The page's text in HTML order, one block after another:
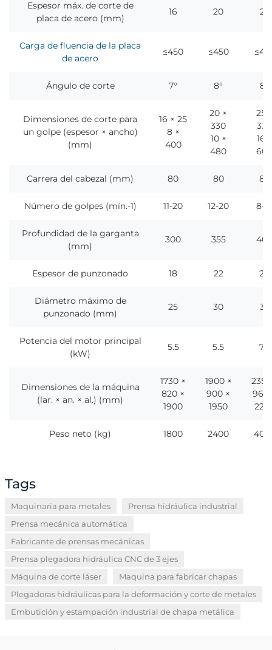
Espesor máx. de corte de
placa de acero (mm)
16 20 25
Carga de fluencia de la placa
de acero
≤450 ≤450
Ángulo de corte 7° 8° 8°
Dimensiones de corte para
un golpe (espesor × ancho)
(mm)
16 × 25
8 ×
400
20 ×
330
10 ×
480
25
330
16 ×
600
Carrera del cabezal (mm) 80 80 80
Número de golpes (mín.-1) 11-20 12-20 8-
Profundidad de la garganta
(mm)
300 355 400
Espesor de punzonado 18 22 28
Diámetro máximo de
punzonado (mm)
25 30 35
Potencia del motor principal
(kW)
5.5 5.5 7.5
Dimensiones de la máquina
(lar. × an. × al.) (mm)
1730 ×
820 ×
1900
1900 ×
900 ×
1950
960
Peso neto (kg) 1800 2400
Tags
Maquinaria para metales
Prensa hidráulica industrial
Prensa mecánica automática
Fabricante de prensas mecánicas
Prensa plegadora hidráulica CNC de 3 ejes
Máquina de corte láser
Maquina para fabricar chapas
Plegadoras hidráulicas para la deformación y corte de metales
Embutición y estampación industrial de chapa metálica